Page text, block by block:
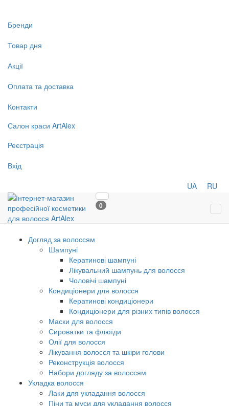
Бренди
Товар дня
Акції
Оплата та доставка
Контакти
Салон краси ArtAlex
Реєстрація
Вхід
UA RU
0
Догляд за волоссям
Шампуні
Кератинові шампуні
Лікувальний шампунь для волосся
Чоловічі шампуні
Кондиціонери для волосся
Кератинові кондиціонери
Кондиціонери для різних типів волосся
Маски для волосся
Сироватки та флюїди
Олії для волосся
Лікування волосся та шкіри голови
Реконструкція волосся
Набори догляду за волоссям
Укладка волосся
Лаки для укладання волосся
Піни та муси для укладання волосся